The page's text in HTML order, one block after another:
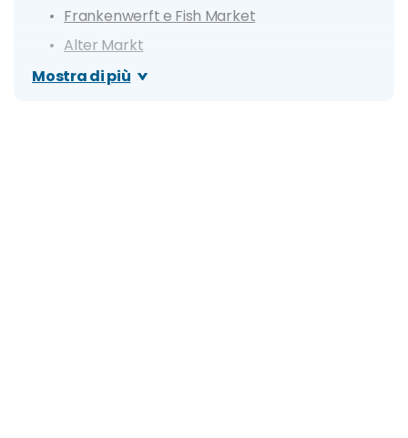
Frankenwerft e Fish Market
Alter Markt
Museo Wallraf-Richartz
Mostra di più